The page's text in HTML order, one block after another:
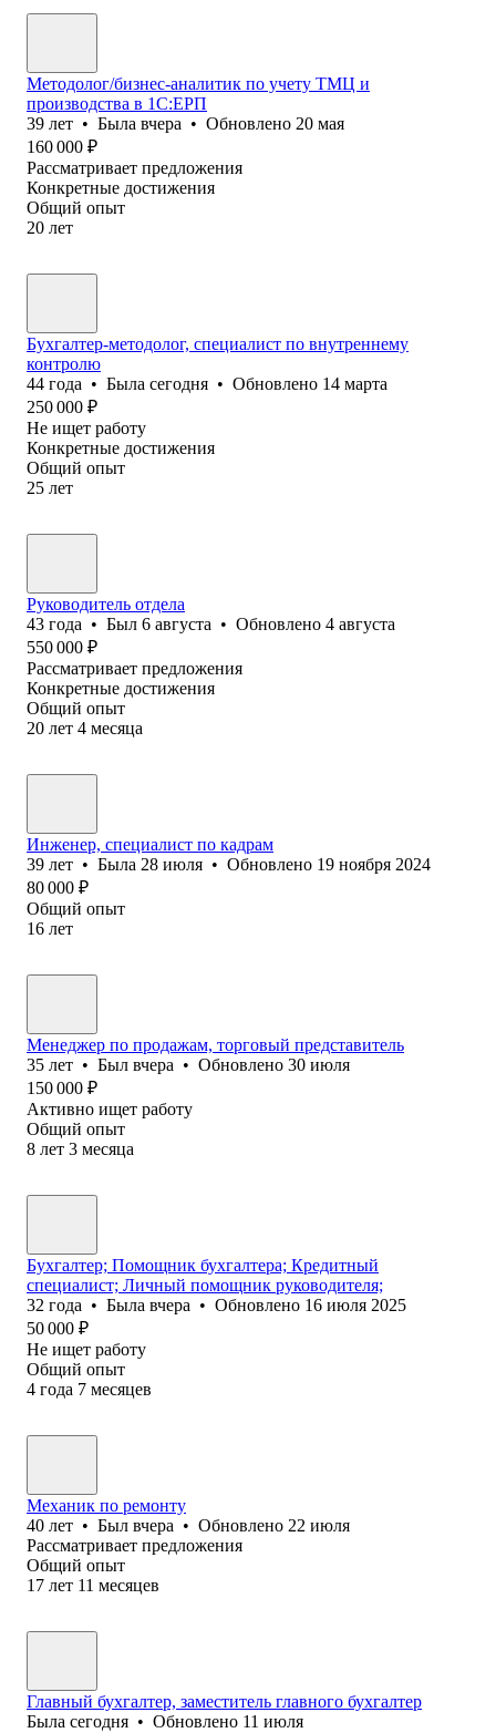
Методолог/бизнес-аналитик по учету ТМЦ и
производства в 1С:ЕРП
39 лет • Была вчера • Обновлено 20 мая
160 000 ₽
Рассматривает предложения
Конкретные достижения
Общий опыт
20 лет
Бухгалтер-методолог, специалист по внутреннему
контролю
44 года • Была сегодня • Обновлено 14 марта
250 000 ₽
Не ищет работу
Конкретные достижения
Общий опыт
25 лет
Руководитель отдела
43 года • Был 6 августа • Обновлено 4 августа
550 000 ₽
Рассматривает предложения
Конкретные достижения
Общий опыт
20 лет 4 месяца
Инженер, специалист по кадрам
39 лет • Была 28 июля • Обновлено 19 ноября 2024
80 000 ₽
Общий опыт
16 лет
Менеджер по продажам, торговый представитель
35 лет • Был вчера • Обновлено 30 июля
150 000 ₽
Активно ищет работу
Общий опыт
8 лет 3 месяца
Бухгалтер; Помощник бухгалтера; Кредитный
специалист; Личный помощник руководителя;
32 года • Была вчера • Обновлено 16 июля 2025
50 000 ₽
Не ищет работу
Общий опыт
4 года 7 месяцев
Механик по ремонту
40 лет • Был вчера • Обновлено 22 июля
Рассматривает предложения
Общий опыт
17 лет 11 месяцев
Главный бухгалтер, заместитель главного бухгалтер
Была сегодня • Обновлено 11 июля